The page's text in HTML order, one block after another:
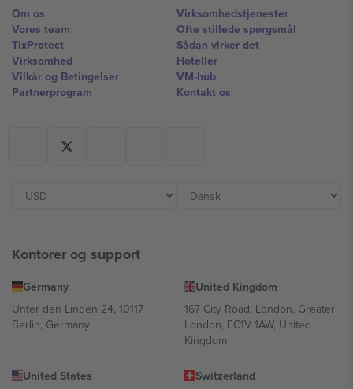
Om os
Vores team
TixProtect
Virksomhed
Vilkår og Betingelser
Partnerprogram
Virksomhedstjenester
Ofte stillede spørgsmål
Sådan virker det
Hoteller
VM-hub
Kontakt os
Kontorer og support
Germany
Unter den Linden 24, 10117
Berlin, Germany
United Kingdom
167 City Road, London, Greater
London, EC1V 1AW, United
Kingdom
United States
Switzerland